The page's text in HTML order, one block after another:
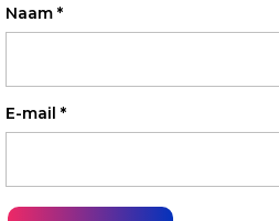
Naam *
E-mail *